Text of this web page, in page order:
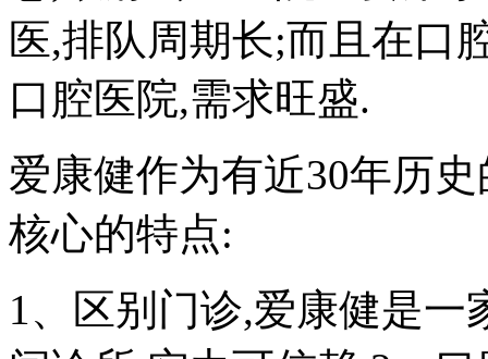
医,排队周期长;而且在口
口腔医院,需求旺盛.
爱康健作为有近30年历
核心的特点:
1、区别门诊,爱康健是一